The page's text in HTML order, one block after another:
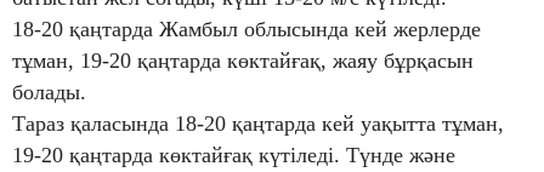
18-20 қаңтарда Жамбыл облысында кей жерлерде
тұман, 19-20 қаңтарда көктайғақ, жаяу бұрқасын
болады.
Тараз қаласында 18-20 қаңтарда кей уақытта тұман,
19-20 қаңтарда көктайғақ күтіледі. Түнде және